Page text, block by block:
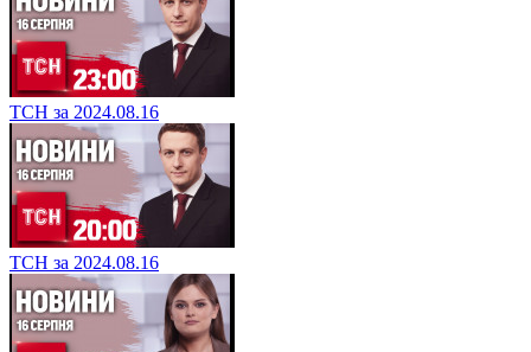
ТСН за 2024.08.16
ТСН за 2024.08.16